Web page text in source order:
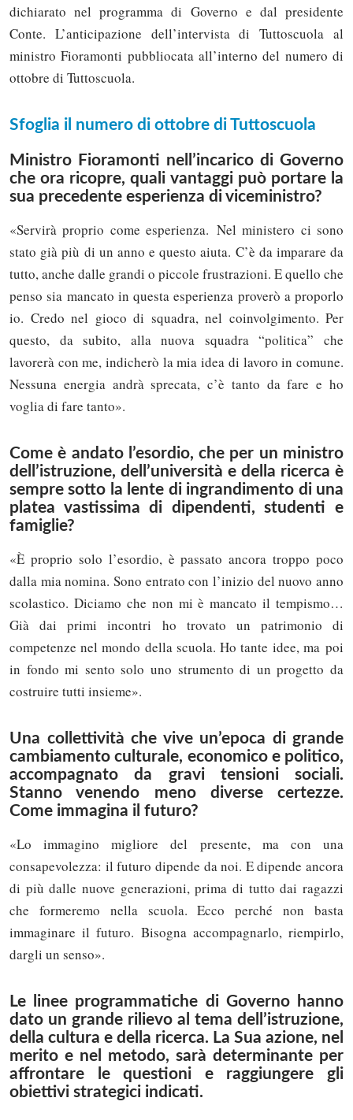
dichiarato nel programma di Governo e dal presidente
Conte. L’anticipazione dell’intervista di Tuttoscuola al
ministro Fioramonti pubbliocata all’interno del numero di
ottobre di Tuttoscuola.
Sfoglia il numero di ottobre di Tuttoscuola
Ministro Fioramonti nell’incarico di Governo
che ora ricopre, quali vantaggi può portare la
sua precedente esperienza di viceministro?
«Servirà proprio come esperienza. Nel ministero ci sono
stato già più di un anno e questo aiuta. C’è da imparare da
tutto, anche dalle grandi o piccole frustrazioni. E quello che
penso sia mancato in questa esperienza proverò a proporlo
io. Credo nel gioco di squadra, nel coinvolgimento. Per
questo, da subito, alla nuova squadra “politica” che
lavorerà con me, indicherò la mia idea di lavoro in comune.
Nessuna energia andrà sprecata, c’è tanto da fare e ho
voglia di fare tanto».
Come è andato l’esordio, che per un ministro
dell’istruzione, dell’università e della ricerca è
sempre sotto la lente di ingrandimento di una
platea vastissima di dipendenti, studenti e
famiglie?
«È proprio solo l’esordio, è passato ancora troppo poco
dalla mia nomina. Sono entrato con l’inizio del nuovo anno
scolastico. Diciamo che non mi è mancato il tempismo…
Già dai primi incontri ho trovato un patrimonio di
competenze nel mondo della scuola. Ho tante idee, ma poi
in fondo mi sento solo uno strumento di un progetto da
costruire tutti insieme».
Una collettività che vive un’epoca di grande
cambiamento culturale, economico e politico,
accompagnato da gravi tensioni sociali.
Stanno venendo meno diverse certezze.
Come immagina il futuro?
«Lo immagino migliore del presente, ma con una
consapevolezza: il futuro dipende da noi. E dipende ancora
di più dalle nuove generazioni, prima di tutto dai ragazzi
che formeremo nella scuola. Ecco perché non basta
immaginare il futuro. Bisogna accompagnarlo, riempirlo,
dargli un senso».
Le linee programmatiche di Governo hanno
dato un grande rilievo al tema dell’istruzione,
della cultura e della ricerca. La Sua azione, nel
merito e nel metodo, sarà determinante per
affrontare le questioni e raggiungere gli
obiettivi strategici indicati.